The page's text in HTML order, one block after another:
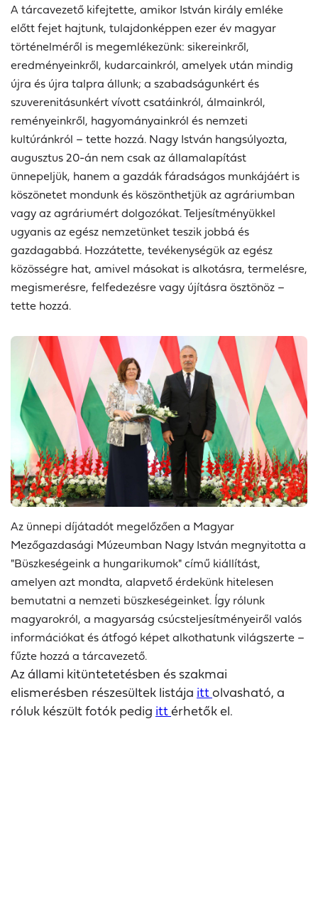
A tárcavezető kifejtette, amikor István király emléke
előtt fejet hajtunk, tulajdonképpen ezer év magyar
történelméről is megemlékezünk: sikereinkről,
eredményeinkről, kudarcainkról, amelyek után mindig
újra és újra talpra állunk; a szabadságunkért és
szuverenitásunkért vívott csatáinkról, álmainkról,
reményeinkről, hagyományainkról és nemzeti
kultúránkról – tette hozzá. Nagy István hangsúlyozta,
augusztus 20-án nem csak az államalapítást
ünnepeljük, hanem a gazdák fáradságos munkájáért is
köszönetet mondunk és köszönthetjük az agráriumban
vagy az agráriumért dolgozókat. Teljesítményükkel
ugyanis az egész nemzetünket teszik jobbá és
gazdagabbá. Hozzátette, tevékenységük az egész
közösségre hat, amivel másokat is alkotásra, termelésre,
megismerésre, felfedezésre vagy újításra ösztönöz –
tette hozzá.
Az ünnepi díjátadót megelőzően a Magyar
Mezőgazdasági Múzeumban Nagy István megnyitotta a
"Büszkeségeink a hungarikumok" című kiállítást,
amelyen azt mondta, alapvető érdekünk hitelesen
bemutatni a nemzeti büszkeségeinket. Így rólunk
magyarokról, a magyarság csúcsteljesítményeiről valós
információkat és átfogó képet alkothatunk világszerte –
fűzte hozzá a tárcavezető.
Az állami kitüntetetésben és szakmai
elismerésben részesültek listája ittolvasható, a
róluk készült fotók pedig ittérhetők el.